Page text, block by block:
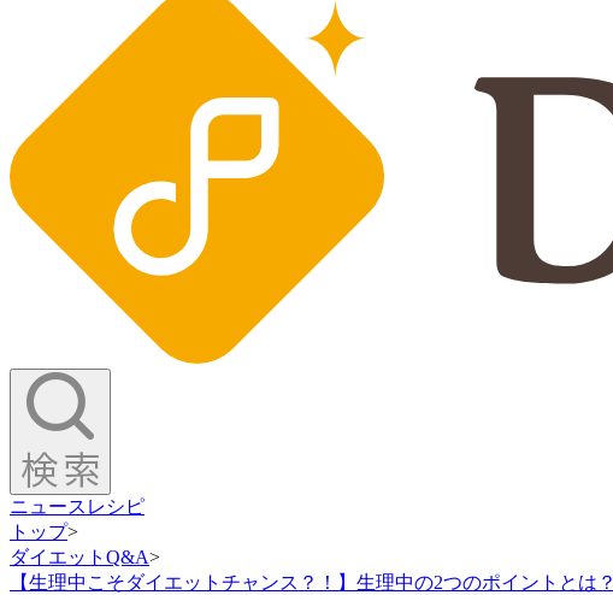
ニュース レシピ
トップ>
ダイエットQ&A>
【生理中こそダイエットチャンス？！】生理中の2つのポイントとは？